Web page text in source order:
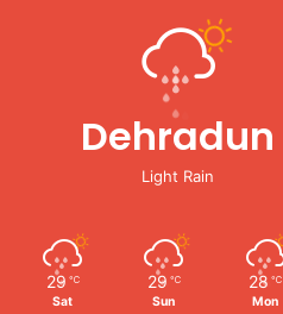
Dehradun
Light Rain
29 ℃
Sat
29 ℃
Sun
28 ℃
Mon